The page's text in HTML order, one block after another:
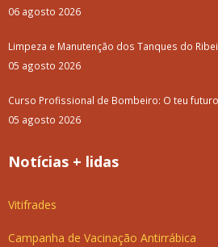
06 agosto 2026
Limpeza e Manutenção dos Tanques do
05 agosto 2026
Curso Profissional de Bombeiro: O teu
05 agosto 2026
Notícias + lidas
Vitifrades
Campanha de Vacinação Antirrábica